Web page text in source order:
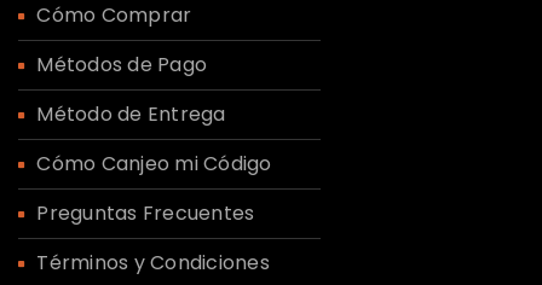
Cómo Comprar
Métodos de Pago
Método de Entrega
Cómo Canjeo mi Código
Preguntas Frecuentes
Términos y Condiciones